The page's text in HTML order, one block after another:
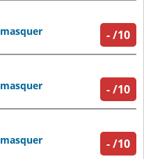
-/10
masquer
-/10
masquer
-/10
masquer